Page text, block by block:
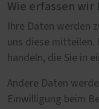
Wie erfassen wir
Ihre Daten werden
uns diese mitteilen.
handeln, die Sie in
Andere Daten
Einwilligung beim